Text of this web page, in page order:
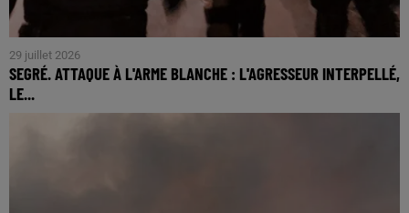
29 juillet 2026
SEGRÉ. ATTAQUE À L'ARME BLANCHE : L'AGRESSEUR INTERPELLÉ,
LE...